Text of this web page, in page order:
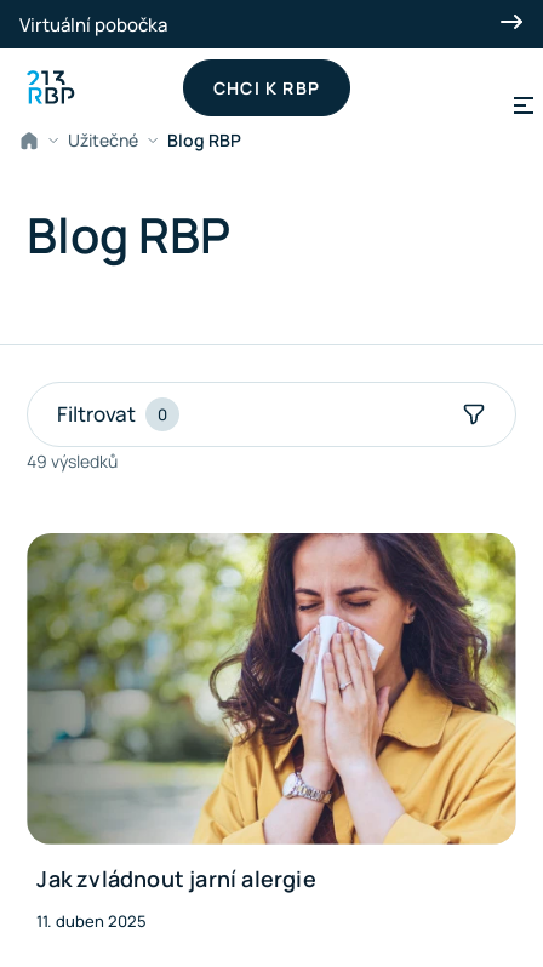
Přeskočit na hlavní obsah
Virtuální pobočka
CHCI K RBP
Užitečné Blog RBP
Blog RBP
Filtrovat 0
49 výsledků
Jak zvládnout jarní alergie
11. duben 2025